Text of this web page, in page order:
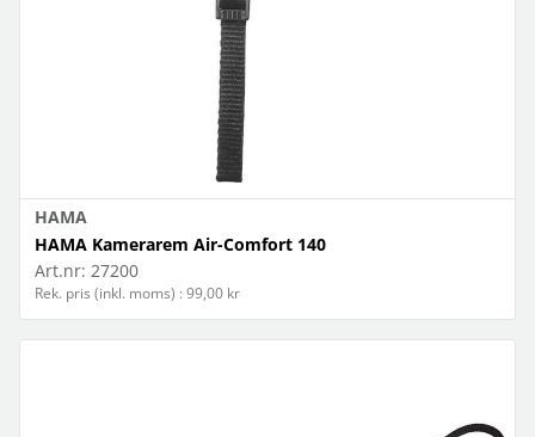
HAMA
HAMA Kamerarem Air-Comfort 140
Art.nr: 27200
Rek. pris (inkl. moms) : 99,00 kr